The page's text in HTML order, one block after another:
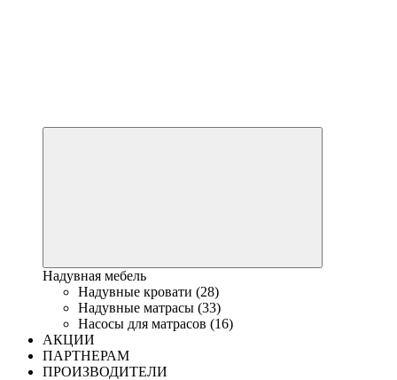
Надувная мебель
Надувные кровати (28)
Надувные матрасы (33)
Насосы для матрасов (16)
АКЦИИ
ПАРТНЕРАМ
ПРОИЗВОДИТЕЛИ